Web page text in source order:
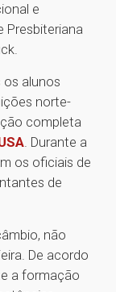
e
Presbiteriana
os alunos
norte-
completa
. Durante a
os oficiais de
de
não
De acordo
a formação